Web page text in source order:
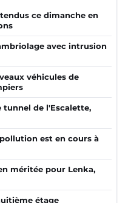
ce dimanche en
avec intrusion
véhicules de
tunnel de l'Escalette,
est en cours à
méritée pour Lenka,
étage